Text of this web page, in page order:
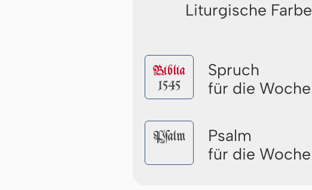
Liturgische Farbe
Biblia
1545
Spruch
für die Woche
Pſalm
Psalm
für die Woche